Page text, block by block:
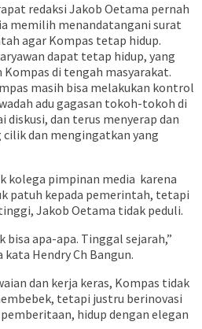
redaksi Jakob Oetama pernah
memilih menandatangani surat
agar Kompas tetap hidup.
dapat tetap hidup, yang
di tengah masyarakat.
masih bisa melakukan kontrol
adu gagasan tokoh-tokoh di
diskusi, dan terus menyerap dan
dan mengingatkan yang
kolega pimpinan media karena
patuh kepada pemerintah, tetapi
Jakob Oetama tidak peduli.
apa-apa. Tinggal sejarah,”
Hendry Ch Bangun.
dan kerja keras, Kompas tidak
tetapi justru berinovasi
hidup dengan elegan